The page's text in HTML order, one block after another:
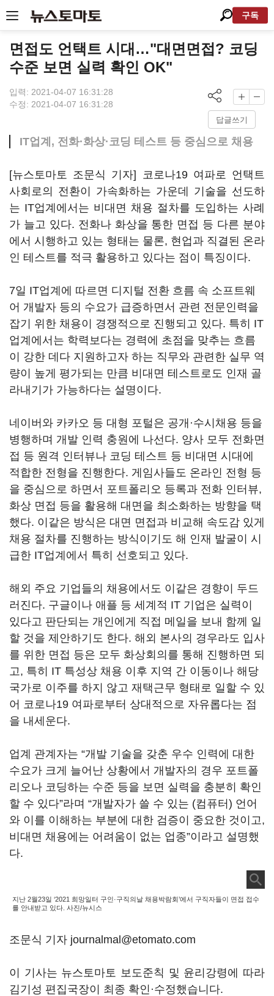
구독
면접도 언택트 시대…"대면면접? 코딩
수준 보면 실력 확인 OK"
입력: 2021-04-07 16:31:28
수정: 2021-04-07 16:31:28
답글쓰기
IT업계, 전화·화상·코딩 테스트 등 중심으로 채용
[뉴스토마토 조문식 기자] 코로나19 여파로 언택트
사회로의 전환이 가속화하는 가운데 기술을 선도하
는 IT업계에서는 비대면 채용 절차를 도입하는 사례
가 늘고 있다. 전화나 화상을 통한 면접 등 다른 분야
에서 시행하고 있는 형태는 물론, 현업과 직결된 온라
인 테스트를 적극 활용하고 있다는 점이 특징이다.
7일 IT업계에 따르면 디지털 전환 흐름 속 소프트웨
어 개발자 등의 수요가 급증하면서 관련 전문인력을
잡기 위한 채용이 경쟁적으로 진행되고 있다. 특히 IT
업계에서는 학력보다는 경력에 초점을 맞추는 흐름
이 강한 데다 지원하고자 하는 직무와 관련한 실무 역
량이 높게 평가되는 만큼 비대면 테스트로도 인재 골
라내기가 가능하다는 설명이다.
네이버와 카카오 등 대형 포털은 공개·수시채용 등을
병행하며 개발 인력 충원에 나선다. 양사 모두 전화면
접 등 원격 인터뷰나 코딩 테스트 등 비대면 시대에
적합한 전형을 진행한다. 게임사들도 온라인 전형 등
을 중심으로 하면서 포트폴리오 등록과 전화 인터뷰,
화상 면접 등을 활용해 대면을 최소화하는 방향을 택
했다. 이같은 방식은 대면 면접과 비교해 속도감 있게
채용 절차를 진행하는 방식이기도 해 인재 발굴이 시
급한 IT업계에서 특히 선호되고 있다.
해외 주요 기업들의 채용에서도 이같은 경향이 두드
러진다. 구글이나 애플 등 세계적 IT 기업은 실력이
있다고 판단되는 개인에게 직접 메일을 보내 함께 일
할 것을 제안하기도 한다. 해외 본사의 경우라도 입사
를 위한 면접 등은 모두 화상회의를 통해 진행하면 되
고, 특히 IT 특성상 채용 이후 지역 간 이동이나 해당
국가로 이주를 하지 않고 재택근무 형태로 일할 수 있
어 코로나19 여파로부터 상대적으로 자유롭다는 점
을 내세운다.
업계 관계자는 “개발 기술을 갖춘 우수 인력에 대한
수요가 크게 늘어난 상황에서 개발자의 경우 포트폴
리오나 코딩하는 수준 등을 보면 실력을 충분히 확인
할 수 있다”라며 “개발자가 쓸 수 있는 (컴퓨터) 언어
와 이를 이해하는 부분에 대한 검증이 중요한 것이고,
비대면 채용에는 어려움이 없는 업종”이라고 설명했
다.
지난 2월23일 ‘2021 희망일터 구인·구직의날 채용박람회’에서 구직자들이 면접 접수
를 안내받고 있다. 사진/뉴시스
조문식 기자 journalmal@etomato.com
이 기사는 뉴스토마토 보도준칙 및 윤리강령에 따라
김기성 편집국장이 최종 확인·수정했습니다.